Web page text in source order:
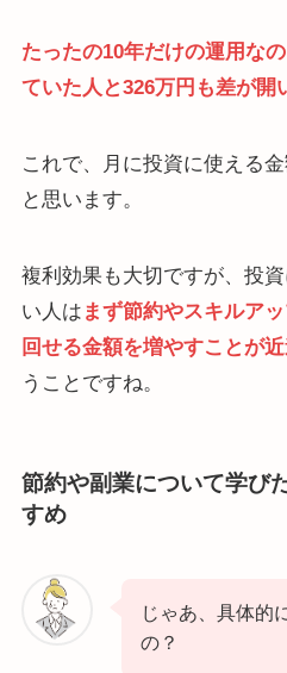
たったの10年だけの運用な
ていた人と326万円も差が開
これで、月に投資に使える
と思います。
複利効果も大切ですが、投
い人は まず節約やスキルア
回せる金額を増やすことが
うことですね。
節約や副業について学び
すめ
じゃあ、具体的
の？